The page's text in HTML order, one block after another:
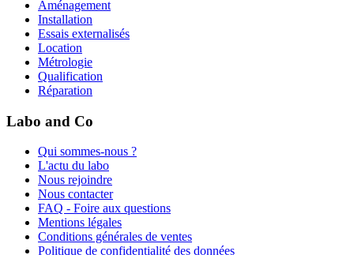
Aménagement
Installation
Essais externalisés
Location
Métrologie
Qualification
Réparation
Labo and Co
Qui sommes-nous ?
L'actu du labo
Nous rejoindre
Nous contacter
FAQ - Foire aux questions
Mentions légales
Conditions générales de ventes
Politique de confidentialité des données